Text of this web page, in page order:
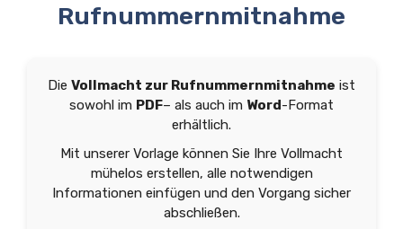
Rufnummernmitnahme
Die Vollmacht zur Rufnummernmitnahme ist
sowohl im PDF– als auch im Word-Format
erhältlich.
Mit unserer Vorlage können Sie Ihre Vollmacht
mühelos erstellen, alle notwendigen
Informationen einfügen und den Vorgang sicher
abschließen.